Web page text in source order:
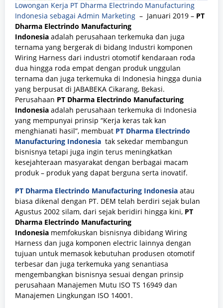
Lowongan Kerja PT Dharma Electrindo Manufacturing
Indonesia sebagai Admin Marketing – Januari 2019 – PT
Dharma Electrindo Manufacturing
Indonesia adalah perusahaan terkemuka dan juga
ternama yang bergerak di bidang Industri komponen
Wiring Harness dari industri otomotif kendaraan roda
dua hingga roda empat dengan produk unggulan
ternama dan juga terkemuka di Indonesia hingga dunia
yang berpusat di JABABEKA Cikarang, Bekasi.
Perusahaan PT Dharma Electrindo Manufacturing
Indonesia adalah perusahaan terkemuka di Indonesia
yang mempunyai prinsip “Kerja keras tak kan
menghianati hasil”, membuat PT Dharma Electrindo
Manufacturing Indonesia tak sekedar membangun
bisnisnya tetapi juga ingin terus meningkatkan
kesejahteraan masyarakat dengan berbagai macam
produk – produk yang dapat berguna serta inovatif.
PT Dharma Electrindo Manufacturing Indonesia atau
biasa dikenal dengan PT. DEM telah berdiri sejak bulan
Agustus 2002 silam, dari sejak beridiri hingga kini, PT
Dharma Electrindo Manufacturing
Indonesia memfokuskan bisnisnya dibidang Wiring
Harness dan juga komponen electric lainnya dengan
tujuan untuk memasok kebutuhan produsen otomotif
terbesar dan juga terkemuka yang senantiasa
mengembangkan bisnisnya sesuai dengan prinsip
perusahaan Manajemen Mutu ISO TS 16949 dan
Manajemen Lingkungan ISO 14001.